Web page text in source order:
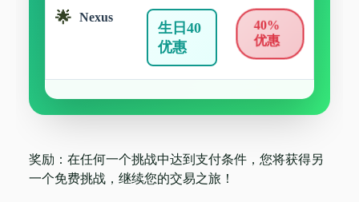
Nexus
生日40
优惠
40%
优惠
奖励：在任何一个挑战中达到支付条件，您将获得另
一个免费挑战，继续您的交易之旅！